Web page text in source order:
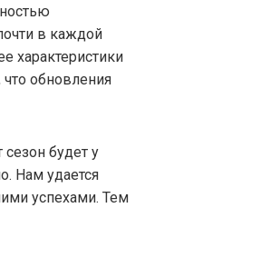
в каждой
характеристики
обновления
сезон будет у
Нам удается
успехами. Тем